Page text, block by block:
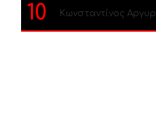
10 Κωνσταντίνος